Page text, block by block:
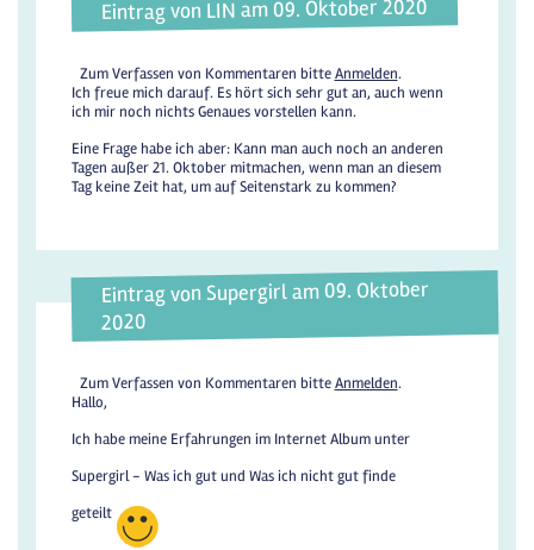
Eintrag von LIN am 09. Oktober 2020
Zum Verfassen von Kommentaren bitteAnmelden.
Ich freue mich darauf. Es hört sich sehr gut an, auch wenn
ich mir noch nichts Genaues vorstellen kann.
Eine Frage habe ich aber: Kann man auch noch an anderen
Tagen außer 21. Oktober mitmachen, wenn man an diesem
Tag keine Zeit hat, um auf Seitenstark zu kommen?
Eintrag von Supergirl am 09. Oktober
2020
Zum Verfassen von Kommentaren bitteAnmelden.
Hallo,
Ich habe meine Erfahrungen im Internet Album unter
Supergirl - Was ich gut und Was ich nicht gut finde
geteilt